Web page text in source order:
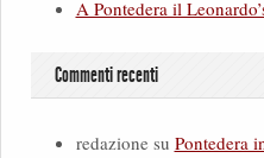
A Pontedera il
Commenti recenti
redazionesu Pontedera